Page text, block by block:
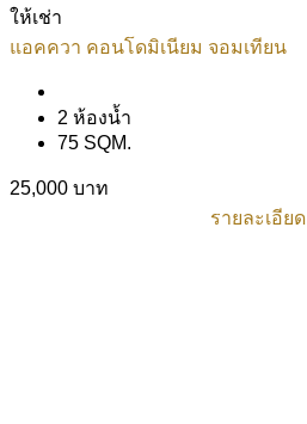
ให้เช่า
แอคควา คอนโดมิเนียม จอมเทียน
2 ห้องน้ำ
75 SQM.
25,000 บาท
รายละเอียด